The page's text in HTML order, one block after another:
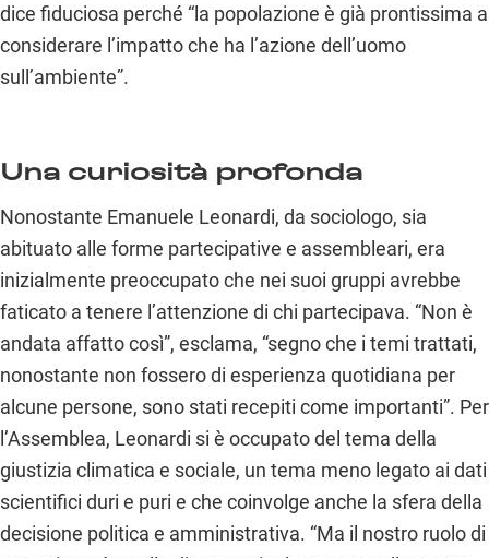
dice fiduciosa perché “la popolazione è già prontissima a
considerare l’impatto che ha l’azione dell’uomo
sull’ambiente”.
Una curiosità profonda
Nonostante Emanuele Leonardi, da sociologo, sia
abituato alle forme partecipative e assembleari, era
inizialmente preoccupato che nei suoi gruppi avrebbe
faticato a tenere l’attenzione di chi partecipava. “Non è
andata affatto così”, esclama, “segno che i temi trattati,
nonostante non fossero di esperienza quotidiana per
alcune persone, sono stati recepiti come importanti”. Per
l’Assemblea, Leonardi si è occupato del tema della
giustizia climatica e sociale, un tema meno legato ai dati
scientifici duri e puri e che coinvolge anche la sfera della
decisione politica e amministrativa. “Ma il nostro ruolo di